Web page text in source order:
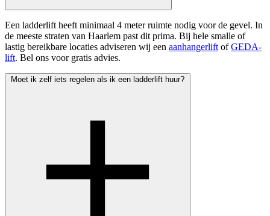
Een ladderlift heeft minimaal 4 meter ruimte nodig voor de gevel. In
de meeste straten van Haarlem past dit prima. Bij hele smalle of
lastig bereikbare locaties adviseren wij een aanhangerlift ofGEDA-
lift. Bel ons voor gratis advies.
Moet ik zelf iets regelen als ik een ladderlift huur?